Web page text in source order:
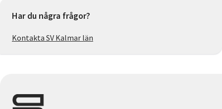
Har du några frågor?
Kontakta SV Kalmar län